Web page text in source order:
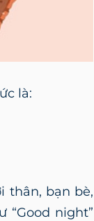
là:
thân, bạn bè,
night”